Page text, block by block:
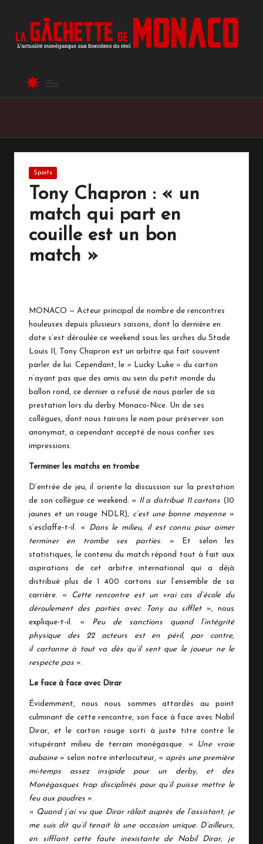
a
et
te
M
L'actualité
monégasque
aux
réel
Posted
in
Sports
Tony Chapron : « un
match qui part en
couille est un bon
match »
MONACO — Acteur principal de nombre de rencontres
houleuses depuis plusieurs saisons, dont la dernière en
date s’est déroulée ce weekend sous les arches du Stade
Louis II, Tony Chapron est un arbitre qui fait souvent
parler de lui. Cependant, le « Lucky Luke » du carton
n’ayant pas que des amis au sein du petit monde du
ballon rond, ce dernier a refusé de nous parler de sa
prestation lors du derby Monaco-Nice. Un de ses
collègues, dont nous tairons le nom pour préserver son
anonymat, a cependant accepté de nous confier ses
impressions.
Terminer les matchs en trombe
D’entrée de jeu, il oriente la discussion sur la prestation
de son collègue ce weekend. « Il a distribué 11 cartons (10
jaunes et un rouge NDLR), c’est une bonne moyenne»
s’esclaffe-t-il. «
Dans le milieu, il est connu pour aimer
terminer en trombe ses parties. » Et selon les
statistiques, le contenu du match répond tout à fait aux
aspirations de cet arbitre international qui a déjà
distribué plus de 1 400 cartons sur l’ensemble de sa
carrière. «
Cette rencontre est un vrai cas d’école du
déroulement des parties avec Tony au sifflet», nous
explique-t-il. « Peu de sanctions quand l’intégrité
physique des 22 acteurs est en péril, par contre,
il cartonne à tout va dès qu’il sent que le joueur ne le
respecte pas ».
Le face à face avec Dirar
Évidemment, nous nous sommes attardés au point
culminant de cette rencontre, son face à face avec Nabil
Dirar, et le carton rouge sorti à juste titre contre le
vitupérant milieu de terrain monégasque. «
Une vraie
aubaine» selon notre interlocuteur, « après une première
mi-temps assez insipide pour un derby, et des
Monégasques trop disciplinés pour qu’il puisse mettre le
feu aux poudres ».
« Quand j’ai vu que Dirar râlait auprès de l’assistant, je
me suis dit qu’il tenait là une occasion unique. D’ailleurs,
en sifflant cette faute inexistante de Nabil Dirar, je